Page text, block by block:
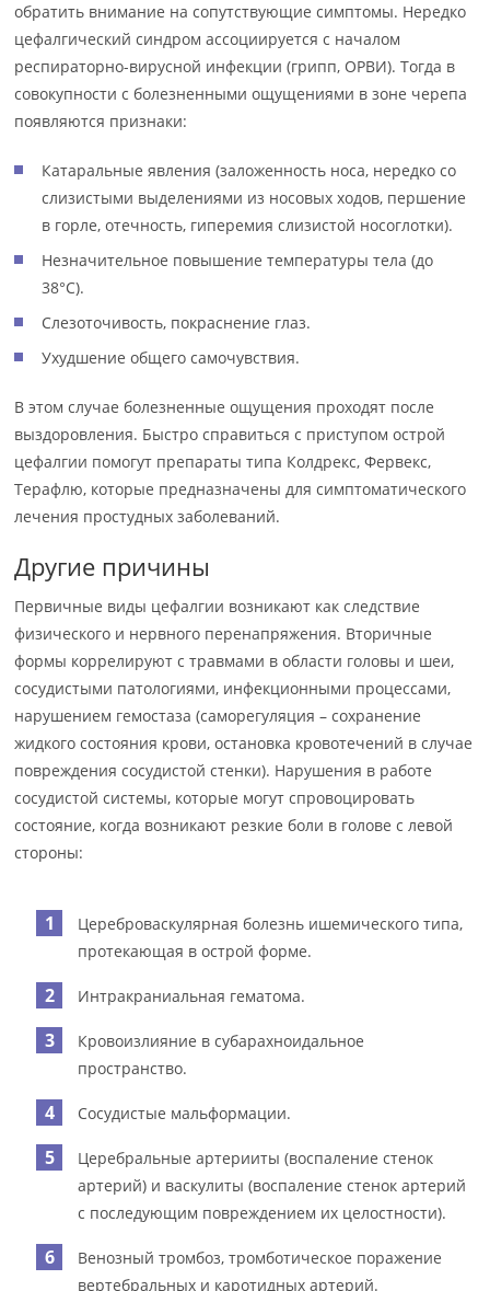
обратить внимание на сопутствующие симптомы. Нередко
цефалгический синдром ассоциируется с началом
респираторно-вирусной инфекции (грипп, ОРВИ). Тогда в
совокупности с болезненными ощущениями в зоне черепа
появляются признаки:
Катаральные явления (заложенность носа, нередко со
слизистыми выделениями из носовых ходов, першение
в горле, отечность, гиперемия слизистой носоглотки).
Незначительное повышение температуры тела (до
38°C).
Слезоточивость, покраснение глаз.
Ухудшение общего самочувствия.
В этом случае болезненные ощущения проходят после
выздоровления. Быстро справиться с приступом острой
цефалгии помогут препараты типа Колдрекс, Фервекс,
Терафлю, которые предназначены для симптоматического
лечения простудных заболеваний.
Другие причины
Первичные виды цефалгии возникают как следствие
физического и нервного перенапряжения. Вторичные
формы коррелируют с травмами в области головы и шеи,
сосудистыми патологиями, инфекционными процессами,
нарушением гемостаза (саморегуляция – сохранение
жидкого состояния крови, остановка кровотечений в случае
повреждения сосудистой стенки). Нарушения в работе
сосудистой системы, которые могут спровоцировать
состояние, когда возникают резкие боли в голове с левой
стороны:
Цереброваскулярная болезнь ишемического типа,
протекающая в острой форме.
Интракраниальная гематома.
Кровоизлияние в субарахноидальное
пространство.
Сосудистые мальформации.
Церебральные артерииты (воспаление стенок
артерий) и васкулиты (воспаление стенок артерий
с последующим повреждением их целостности).
Венозный тромбоз, тромботическое поражение
вертебральных и каротидных артерий.